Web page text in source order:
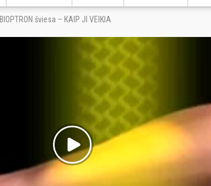
BIOPTRON šviesa – KAIP JI VEIKIA